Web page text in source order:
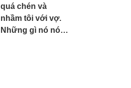
ra đi.
quá chén và
nhầm tôi với vợ.
Những gì nó nói